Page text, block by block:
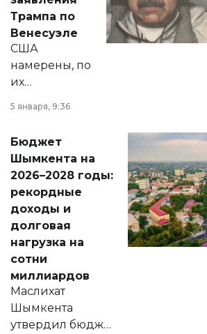
экономики и
личного здоровья.
Трампа по
Венесуэле
США
намерены, по
их
принести
народу
Венесуэлы.
5 января, 9:36
Бюджет
Шымкента на
2026–2028 годы:
рекордные
доходы и
долговая
нагрузка на
сотни
миллиардов
Маслихат
Шымкента
утвердил бюджет